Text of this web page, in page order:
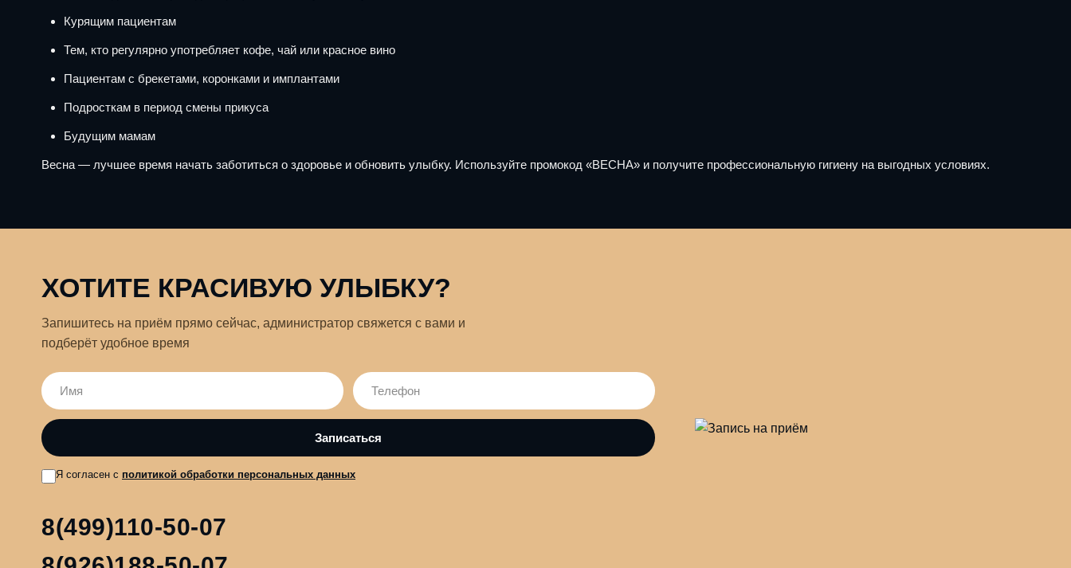
Курящим пациентам
Тем, кто регулярно употребляет кофе, чай или красное вино
Пациентам с брекетами, коронками и имплантами
Подросткам в период смены прикуса
Будущим мамам
Весна — лучшее время начать заботиться о здоровье и обновить улыбку. Используйте промокод «ВЕСНА» и получите профессиональную гигиену на выгодных условиях.
ХОТИТЕ КРАСИВУЮ УЛЫБКУ?
Запишитесь на приём прямо сейчас, администратор свяжется с вами и
подберёт удобное время
Я согласен с политикой обработки персональных данных
8(499)110-50-07